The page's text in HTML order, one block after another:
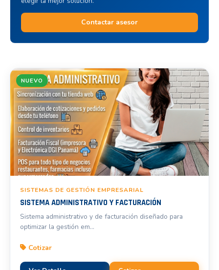
Contactar asesor
NUEVO
SISTEMAS DE GESTIÓN EMPRESARIAL
SISTEMA ADMINISTRATIVO Y FACTURACIÓN
Sistema administrativo y de facturación diseñado para
optimizar la gestión em...
Cotizar